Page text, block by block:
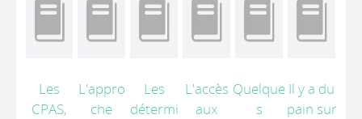
Les
CPAS,
L'appro
che
Les
détermi
L'accès
aux
Quelque
s
Il y a du
pain sur